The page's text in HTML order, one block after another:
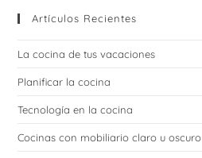
Artículos Recientes
La cocina de tus vacaciones
Planificar la cocina
Tecnología en la cocina
Cocinas con mobiliario claro u oscuro